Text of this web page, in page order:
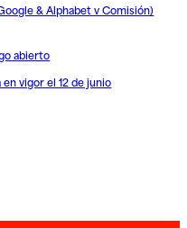
& Alphabet v Comisión)
abierto
vigor el 12 de junio